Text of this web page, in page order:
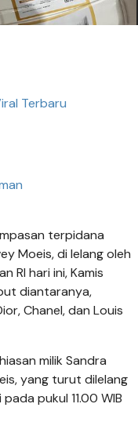
Terbaru
terpidana
Moeis, di lelang oleh
RI hari ini, Kamis
diantaranya,
Chanel, dan Louis
milik Sandra
yang turut dilelang
pukul 11.00 WIB